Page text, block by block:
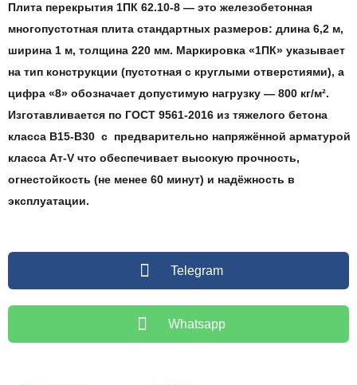
Плита перекрытия 1ПК 62.10-8 — это железобетонная
многопустотная плита стандартных размеров: длина 6,2 м,
ширина 1 м, толщина 220 мм. Маркировка «1ПК» указывает
на тип конструкции (пустотная с круглыми отверстиями), а
цифра «8» обозначает допустимую нагрузку — 800 кг/м².
Изготавливается по ГОСТ 9561-2016 из тяжелого бетона
класса B15-B30 с предварительно напряжённой арматурой
класса Ат‑V что обеспечивает высокую прочность,
огнестойкость (не менее 60 минут) и надёжность в
эксплуатации.
Telegram
Whatsapp